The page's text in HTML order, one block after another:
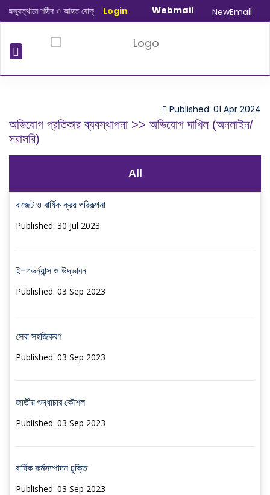
শহীদ ও আহত যোদ্ধাদের স্মরণে আলোচনা সভা ও দোয়া অনুষ্ঠান সংক্রান্ত|
Login Webmail NewEmail
Published: 01 Apr 2024
অভিযোগ প্রতিকার ব্যবস্থাপনা >> অভিযোগ দাখিল (অনলাইন/
সরাসরি)
All
বাজেট ও বার্ষিক ক্রয় পরিকল্পনা
Published: 30 Jul 2023
ই-গভর্ন্যান্স ও উদ্ভাবন
Published: 03 Sep 2023
সেবা সহজিকরণ
Published: 03 Sep 2023
জাতীয় শুদ্ধাচার কৌশল
Published: 03 Sep 2023
বার্ষিক কর্মসম্পাদন চুক্তি
Published: 03 Sep 2023